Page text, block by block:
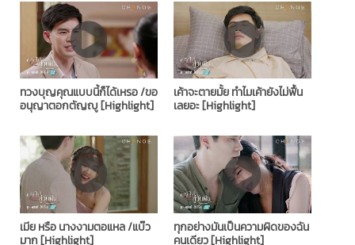
ทวงบุญคุณแบบนี้ก็ได้เหรอ /ขอ
อนุญาตอกตัญญู [Highlight]
เค้าจะตายมั้ย ทำไมเค้ายังไม่ฟื้น
เลยอะ [Highlight]
เมีย หรือ นางงามตอแหล /แบ๊ว
มาก [Highlight]
ทุกอย่างมันเป็นความผิดของฉัน
คนเดียว [Highlight]